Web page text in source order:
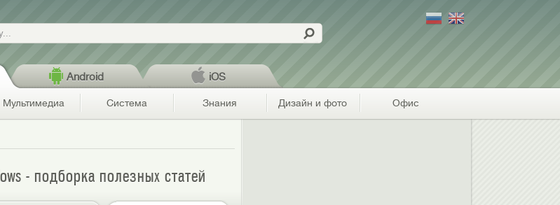
Android iOS
Мультимедиа Система Знания Дизайн и фото Офис
- подборка полезных статей